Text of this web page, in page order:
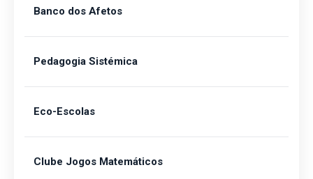
Banco dos Afetos
Pedagogia Sistémica
Eco-Escolas
Clube Jogos Matemáticos